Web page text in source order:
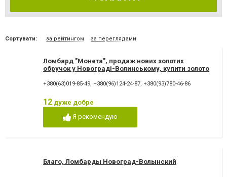
Сортувати: за рейтингом за переглядами
Ломбард "Монета", продаж нових золотих
обручок у Новограді-Волинському, купити золото
+380(63)019-85-49, +380(96)124-24-87, +380(93)780-46-86
12 дуже добре
Я рекомендую
Благо, Ломбарды Новоград-Волынский